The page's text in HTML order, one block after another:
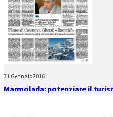
31 Gennaio 2016
Marmolada: potenziare il